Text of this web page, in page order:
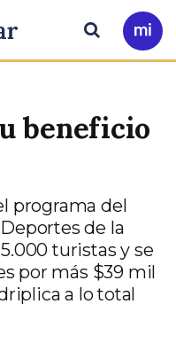
Ir
a
Buscar
beneficio
programa del
de la
turistas y se
por más $39 mil
a lo total